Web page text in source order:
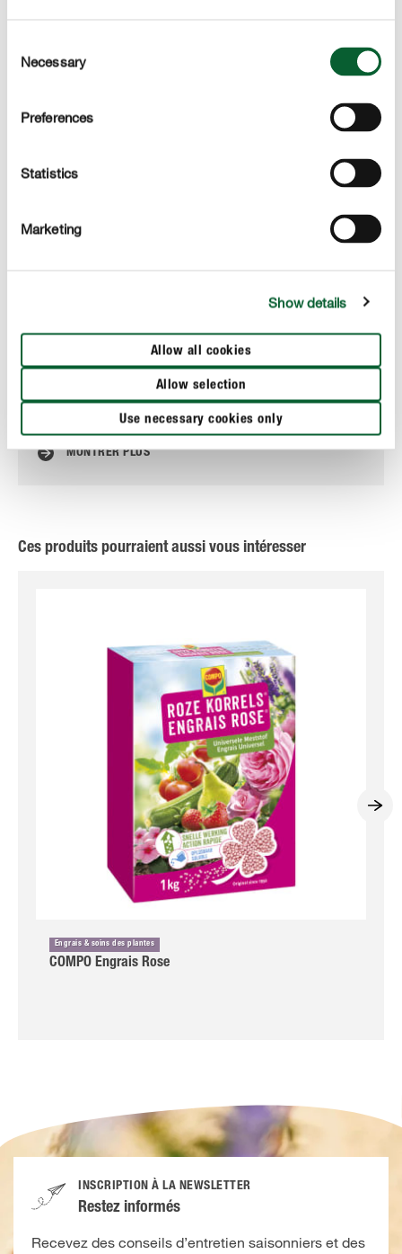
Selection
Necessary
Preferences
Statistics
Marketing
Show details
Allow all cookies
Allow selection
Use necessary cookies only
Fertiliser une plante - le grand spécial "engrais" | COMPO
MONTRER PLUS
Ces produits pourraient aussi vous intéresser
Engrais & soins des plantes
COMPO Engrais Rose
INSCRIPTION À LA NEWSLETTER
Restez informés
Recevez des conseils d’entretien saisonniers et des